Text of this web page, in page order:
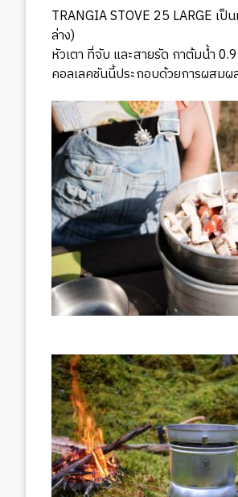
TRANGIA STOVE 25 LARGE เ
ล่าง)
หัวเตา ที่จับ และสายรัด กาต้มน้ำ
คอลเลคชันนี้ประกอบด้วยการผสม